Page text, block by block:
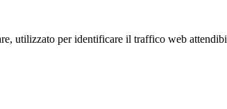
utilizzato per identificare il traffico web